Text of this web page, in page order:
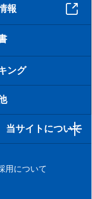
報
ング
当サイトについて
用について